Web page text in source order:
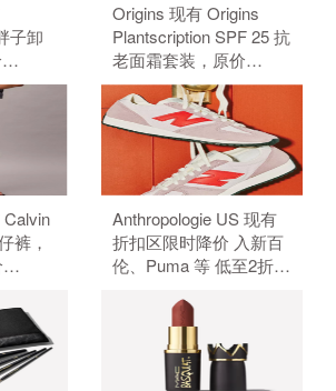
子卸
惠
Origins 现有 Origins
Plantscription SPF 25 抗
老面霜套装，原价
$156.00，现特价
$132.00（约893.42
元）。 无需使用优惠
裤，
Anthropologie US 现有
折扣区限时降价 入新百
伦、Puma 等 低至2折